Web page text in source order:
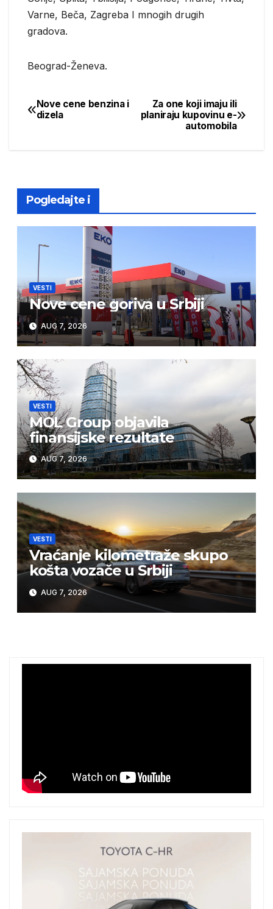
Varne, Beča, Zagreba I mnogih drugih
gradova.
Beograd-Ženeva.
Post
Za one koji imaju ili
planiraju kupovinu e-
automobila
Nove cene benzina i
dizela
Pogledajte i
VESTI
Nove cene goriva u Srbiji
AUG 7, 2026
VESTI
MOL Group objavila
finansijske rezultate
AUG 7, 2026
VESTI
Vraćanje kilometraže skupo
košta vozače u Srbiji
AUG 7, 2026